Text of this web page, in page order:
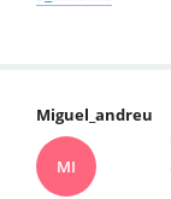
Miguel_andreu
MI